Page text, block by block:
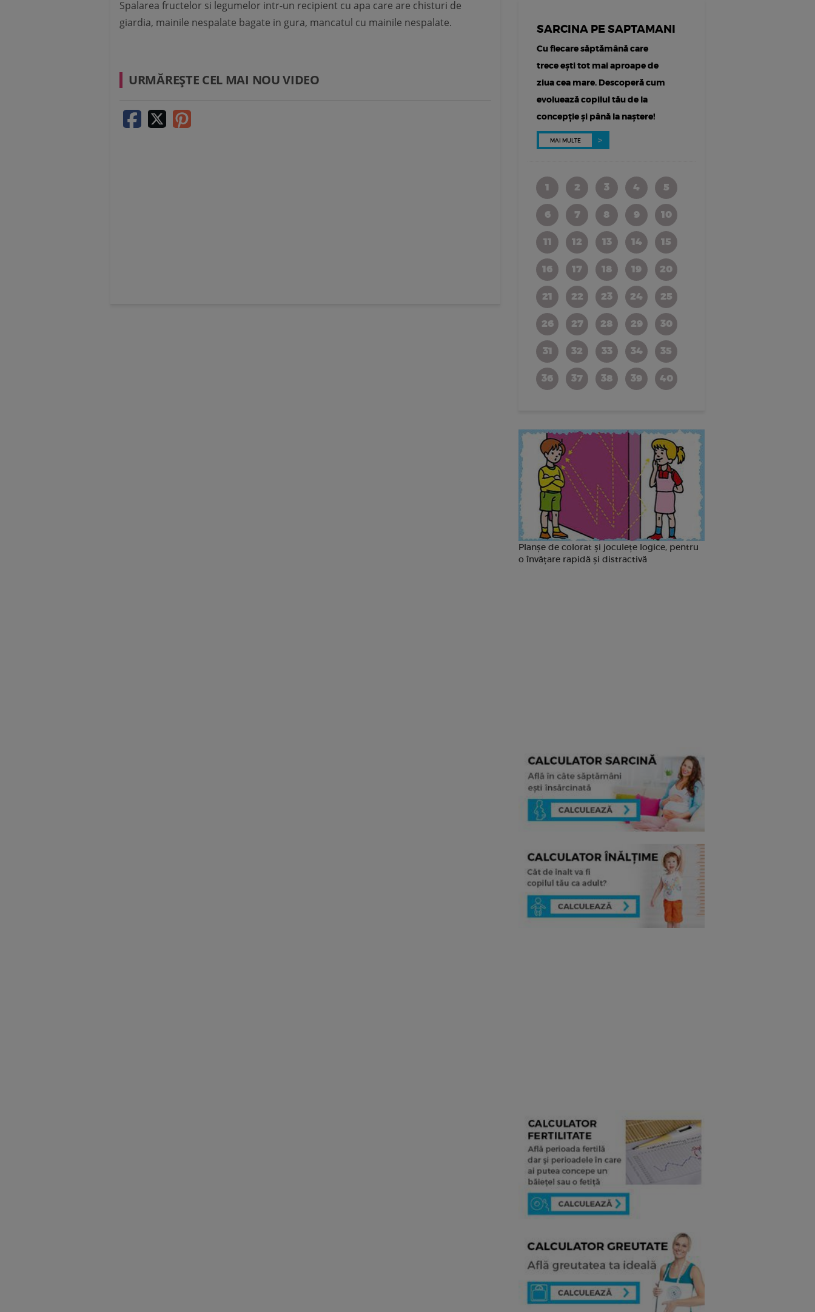
Spalarea fructelor si legumelor intr-un recipient cu apa care are chisturi de
giardia, mainile nespalate bagate in gura, mancatul cu mainile nespalate.
URMĂREŞTE CEL MAI NOU VIDEO
SARCINA PE SAPTAMANI
Cu fiecare săptămână care
trece ești tot mai aproape de
ziua cea mare. Descoperă cum
evoluează copilul tău de la
concepție și până la naștere!
MAI MULTE
1 2 3 4 5
6 7 8 9 10
11 12 13 14 15
16 17 18 19 20
21 22 23 24 25
26 27 28 29 30
31 32 33 34 35
36 37 38 39 40
Planșe de colorat și joculețe logice, pentru
o învățare rapidă și distractivă